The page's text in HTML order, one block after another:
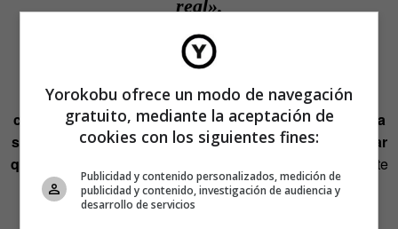
real».
Sensación de control
Aunque no podamos evitar la tragedia real,el hecho de
conocer previamente el desenlace y los detalles nos da
satisfacción y una falsa sensación de control, al simular
que podríamos haberla evitado
. Esto resulta reconfortante
para nuestra psique.
Yorokobu ofrece un modo de navegación
gratuito, mediante la aceptación de
cookies con los siguientes fines:
Publicidad y contenido personalizados, medición de
publicidad y contenido, investigación de audiencia y
desarrollo de servicios